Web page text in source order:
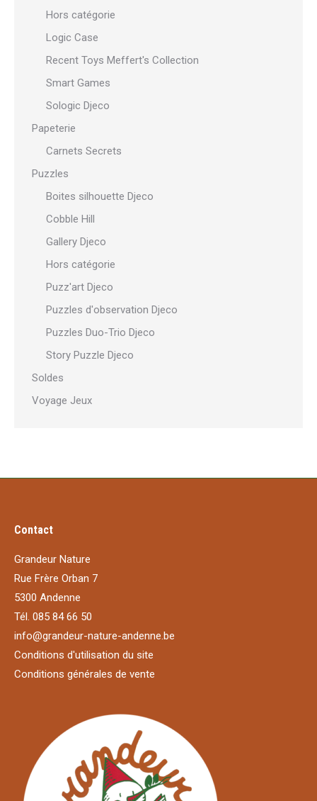
Hors catégorie
Logic Case
Recent Toys Meffert's Collection
Smart Games
Sologic Djeco
Papeterie
Carnets Secrets
Puzzles
Boites silhouette Djeco
Cobble Hill
Gallery Djeco
Hors catégorie
Puzz'art Djeco
Puzzles d'observation Djeco
Puzzles Duo-Trio Djeco
Story Puzzle Djeco
Soldes
Voyage Jeux
Contact
Grandeur Nature
Rue Frère Orban 7
5300 Andenne
Tél. 085 84 66 50
info@grandeur-nature-andenne.be
Conditions d'utilisation du site
Conditions générales de vente